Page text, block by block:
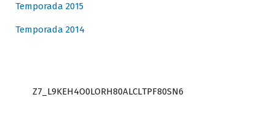
Temporada 2015
Temporada 2014
Z7_L9KEH4O0LORH80ALCLTPF80SN6